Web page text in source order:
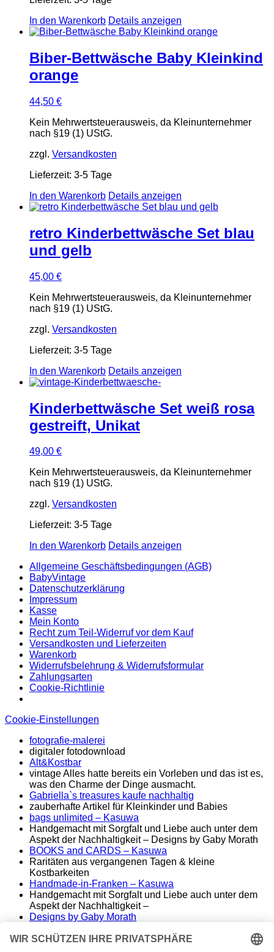
In den Warenkorb Details anzeigen
Biber-Bettwäsche Baby Kleinkind
orange
44,50 €
Kein Mehrwertsteuerausweis, da Kleinunternehmer
nach §19 (1) UStG.
zzgl. Versandkosten
Lieferzeit: 3-5 Tage
In den Warenkorb Details anzeigen
retro Kinderbettwäsche Set blau
und gelb
45,00 €
Kein Mehrwertsteuerausweis, da Kleinunternehmer
nach §19 (1) UStG.
zzgl. Versandkosten
Lieferzeit: 3-5 Tage
In den Warenkorb Details anzeigen
Kinderbettwäsche Set weiß rosa
gestreift, Unikat
49,00 €
Kein Mehrwertsteuerausweis, da Kleinunternehmer
nach §19 (1) UStG.
zzgl. Versandkosten
Lieferzeit: 3-5 Tage
In den Warenkorb Details anzeigen
Allgemeine Geschäftsbedingungen (AGB)
BabyVintage
Datenschutzerklärung
Impressum
Kasse
Mein Konto
Recht zum Teil-Widerruf vor dem Kauf
Versandkosten und Lieferzeiten
Warenkorb
Widerrufsbelehrung & Widerrufsformular
Zahlungsarten
Cookie-Richtlinie
Cookie-Einstellungen
fotografie-malerei
digitaler fotodownload
Alt&Kostbar
vintage Alles hatte bereits ein Vorleben und das ist es,
was den Charme der Dinge ausmacht.
Gabriella`s treasures kaufe nachhaltig
zauberhafte Artikel für Kleinkinder und Babies
bags unlimited – Kasuwa
Handgemacht mit Sorgfalt und Liebe auch unter dem
Aspekt der Nachhaltigkeit – Designs by Gaby Morath
BOOKS and CARDS – Kasuwa
Raritäten aus vergangenen Tagen & kleine
Kostbarkeiten
Handmade-in-Franken – Kasuwa
Handgemacht mit Sorgfalt und Liebe auch unter dem
Aspekt der Nachhaltigkeit –
Designs by Gaby Morath
Fränkischen